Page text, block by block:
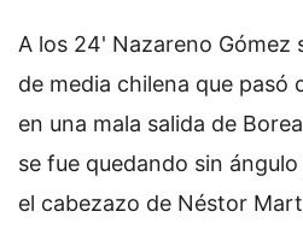
A los 24' Nazareno Gómez
de media chilena que pasó
en una mala salida de
se fue quedando sin
el cabezazo de Néstor